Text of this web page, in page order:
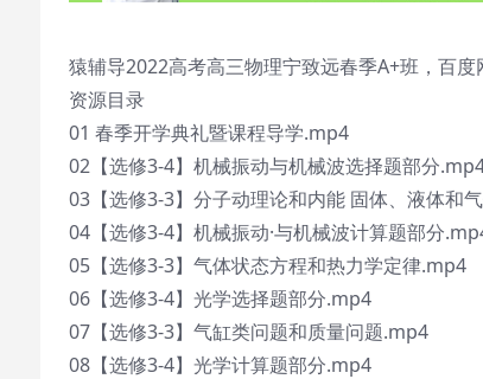
猿辅导2022高考高三物理宁致远春季A+班，百度
资源目录
01 春季开学典礼暨课程导学.mp4
02【选修3-4】机械振动与机械波选择题部分
03【选修3-3】分子动理论和内能 固体、液体和
04【选修3-4】机械振动·与机械波计算题部分
05【选修3-3】气体状态方程和热力学定律.mp4
06【选修3-4】光学选择题部分.mp4
07【选修3-3】气缸类问题和质量问题.mp4
08【选修3-4】光学计算题部分.mp4